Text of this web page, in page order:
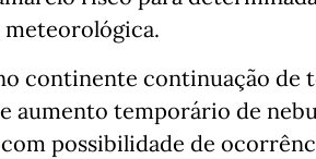
meteorológica.
continente continuação de
aumento temporário de
possibilidade de